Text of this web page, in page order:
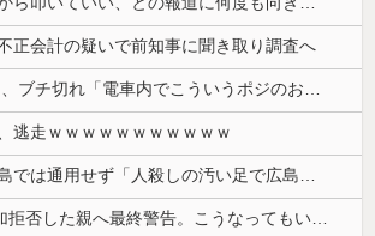
正会計の疑いで前知事に聞き取り調査へ
逃走ｗｗｗｗｗｗｗｗｗｗｗ